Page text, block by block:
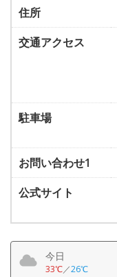
住所
交通アクセス
駐車場
お問い合わせ1
公式サイト
今日
33℃／26℃